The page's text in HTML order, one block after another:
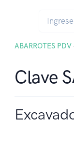
ABARROTES PDV
Clave